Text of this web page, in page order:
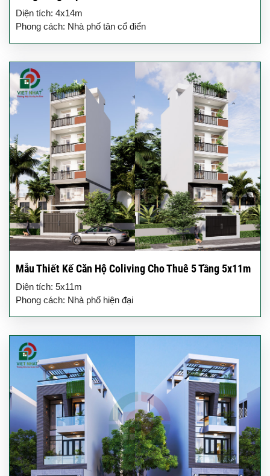
Diện tích: 4x14m
Phong cách: Nhà phố tân cổ điển
Mẫu Thiết Kế Căn Hộ Coliving Cho Thuê 5 Tầng 5x11m
Diện tích: 5x11m
Phong cách: Nhà phố hiện đại